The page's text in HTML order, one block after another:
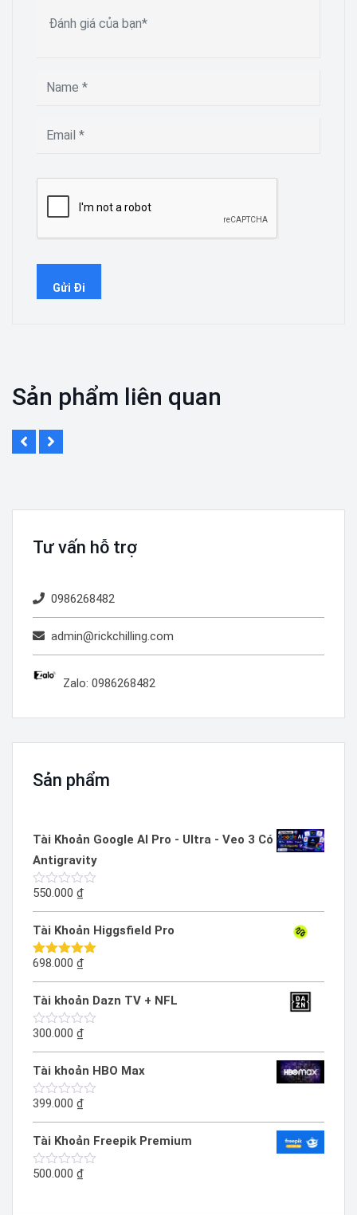
Sản phẩm liên quan
Tư vấn hỗ trợ
0986268482
admin@rickchilling.com
Zalo: 0986268482
Sản phẩm
Tài Khoản Google AI Pro - Ultra - Veo 3 Có
Antigravity
Được
0
5
sao
550.000 ₫
Tài Khoản Higgsfield Pro
Được xếp
698.000 ₫
Tài khoản Dazn TV + NFL
Được
0
5
sao
300.000 ₫
Tài khoản HBO Max
Được
0
5
sao
399.000 ₫
Tài Khoản Freepik Premium
Được
500.000 ₫